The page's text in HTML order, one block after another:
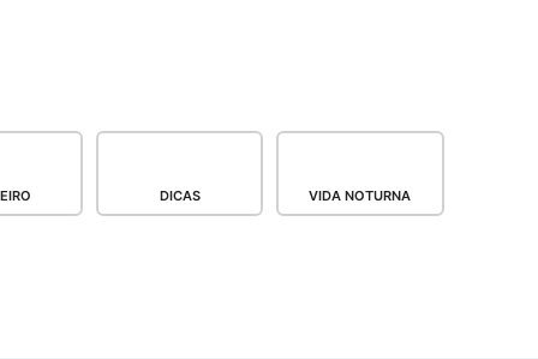
DICAS VIDA NOTURNA